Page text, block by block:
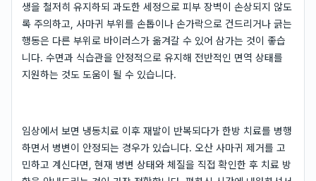
생을 철저히 유지하되 과도한 세정으로 피부 장벽이 손상되지 않도
록 주의하고, 사마귀 부위를 손톱이나 손가락으로 건드리거나 긁는
행동은 다른 부위로 바이러스가 옮겨갈 수 있어 삼가는 것이 좋습
니다. 수면과 식습관을 안정적으로 유지해 전반적인 면역 상태를
지원하는 것도 도움이 될 수 있습니다.
임상에서 보면 냉동치료 이후 재발이 반복되다가 한방 치료를 병행
하면서 병변이 안정되는 경우가 있습니다. 오산 사마귀 제거를 고
민하고 계신다면, 현재 병변 상태와 체질을 직접 확인한 후 치료 방